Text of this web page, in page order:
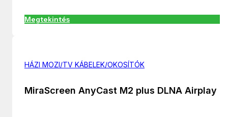
Megtekintés
HÁZI MOZI/TV KÁBELEK/OKOSÍTÓK
MiraScreen AnyCast M2 plus DLNA Airplay